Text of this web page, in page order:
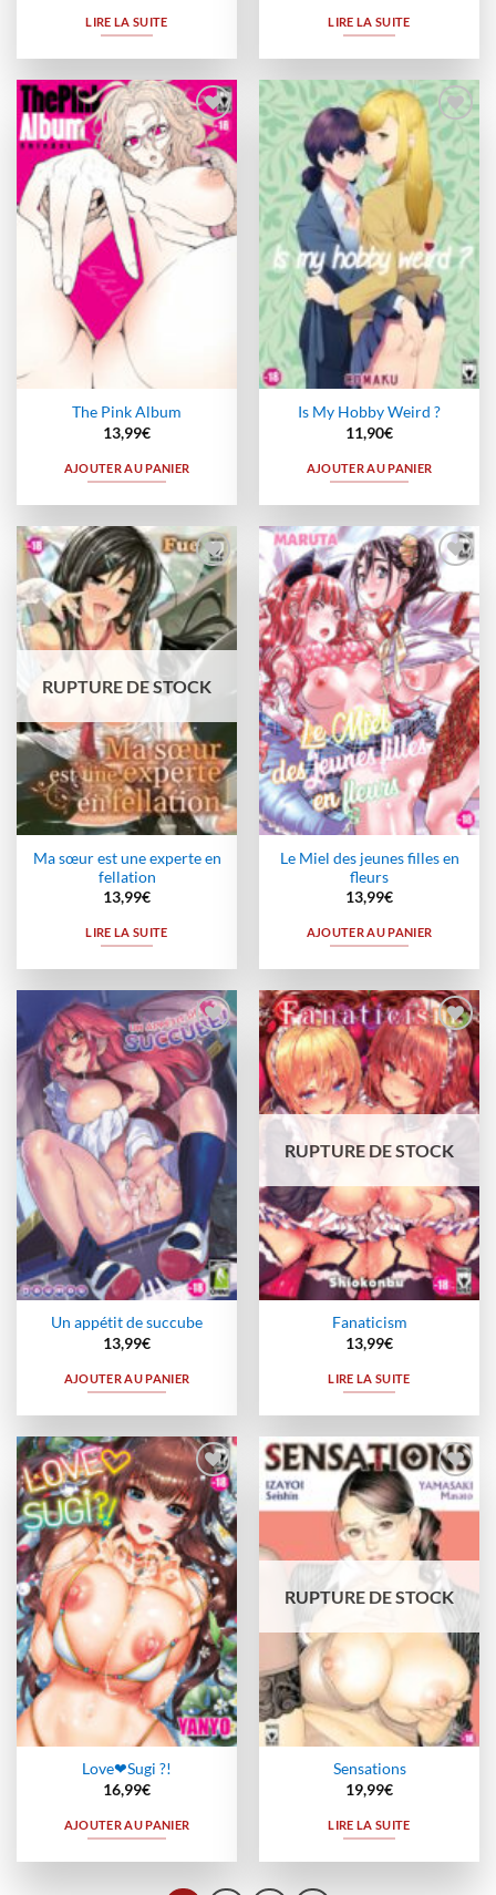
LIRE LA SUITE LIRE LA SUITE
Ajouter
à la
wishlist
The Pink Album
13,99€
AJOUTER AU PANIER
Ajouter
à la
wishlist
Is My Hobby Weird ?
11,90€
AJOUTER AU PANIER
Ajouter
à la
wishlist
RUPTURE DE STOCK
Ma sœur est une experte en
fellation
13,99€
LIRE LA SUITE
Ajouter
à la
wishlist
Le Miel des jeunes filles en
fleurs
13,99€
AJOUTER AU PANIER
Ajouter
à la
wishlist
Un appétit de succube
13,99€
AJOUTER AU PANIER
Ajouter
à la
wishlist
RUPTURE DE STOCK
Fanaticism
13,99€
LIRE LA SUITE
Ajouter
à la
wishlist
Love❤Sugi ?!
16,99€
AJOUTER AU PANIER
Ajouter
à la
wishlist
RUPTURE DE STOCK
Sensations
19,99€
LIRE LA SUITE